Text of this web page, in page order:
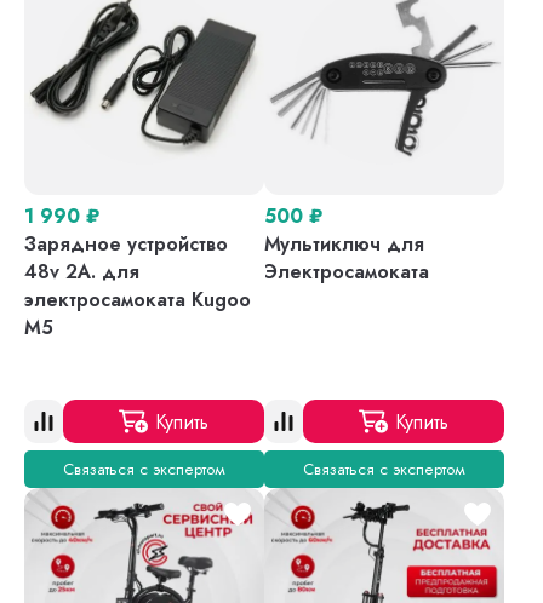
1 990 ₽
Зарядное устройство
48v 2A. для
электросамоката Kugoo
M5
Купить
Связаться с экспертом
500 ₽
Мультиключ для
Электросамоката
Купить
Связаться с экспертом